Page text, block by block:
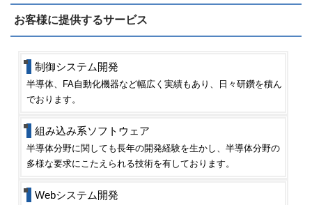
お客様に提供するサービス
制御システム開発
半導体、FA自動化機器など幅広く実績もあり、日々研鑽を積ん
でおります。
組み込み系ソフトウェア
半導体分野に関しても長年の開発経験を生かし、半導体分野の
多様な要求にこたえられる技術を有しております。
Webシステム開発